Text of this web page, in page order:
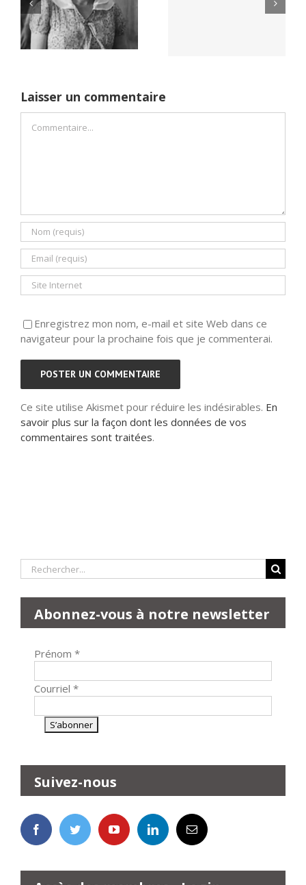
Netflix Field of
Dreams (1989)
Yaïr Golan : une
Laisser un commentaire
Enregistrez mon nom, e-mail et site Web dans ce
navigateur pour la prochaine fois que je commenterai.
Ce site utilise Akismet pour réduire les indésirables. En
savoir plus sur la façon dont les données de vos
commentaires sont traitées.
Rechercher:
Abonnez-vous à notre newsletter
Prénom *
Courriel *
Suivez-nous